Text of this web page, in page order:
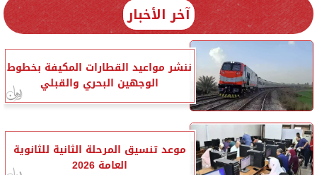
آخر الأخبار
ننشر مواعيد القطارات المكيفة بخطوط
الوجهين البحري والقبلي
موعد تنسيق المرحلة الثانية للثانوية
العامة 2026